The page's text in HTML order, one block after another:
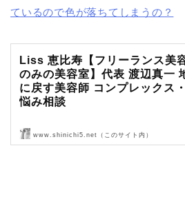
ているので色が落ちてしまうの？
Liss 恵比寿【フリーランス美
のみの美容室】代表 渡辺真一
に戻す美容師 コンプレックス
悩み相談
Liss 恵比寿【フリーランス美容師のみの美
www.shinichi5.net（このサイト内）